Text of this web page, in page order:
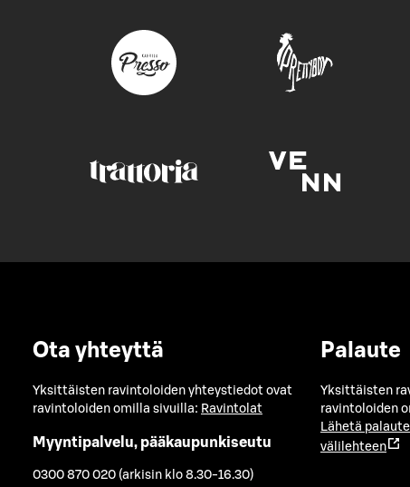
Ota yhteyttä
Yksittäisten ravintoloiden yhteystiedot ovat
ravintoloiden omilla sivuilla: Ravintolat
Myyntipalvelu, pääkaupunkiseutu
0300 870 020 (arkisin klo 8.30-16.30)
Palaute
Yksittäisten
ravintoloiden
Lähetä
välilehteen